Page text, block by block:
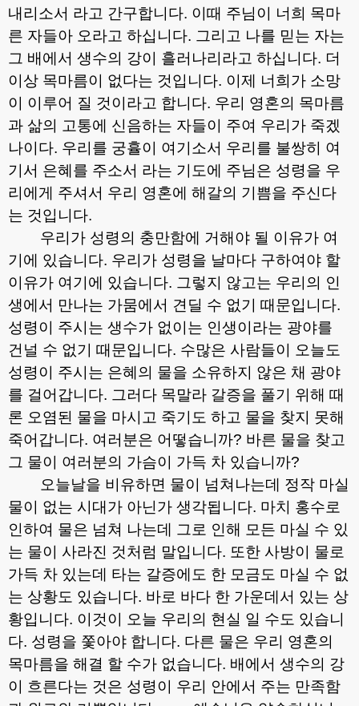
내리소서 라고 간구합니다. 이때 주님이 너희 목마
른 자들아 오라고 하십니다. 그리고 나를 믿는 자는
그 배에서 생수의 강이 흘러나리라고 하십니다. 더
이상 목마름이 없다는 것입니다. 이제 너희가 소망
이 이루어 질 것이라고 합니다. 우리 영혼의 목마름
과 삶의 고통에 신음하는 자들이 주여 우리가 죽겠
나이다. 우리를 궁휼이 여기소서 우리를 불쌍히 여
기서 은혜를 주소서 라는 기도에 주님은 성령을 우
리에게 주셔서 우리 영혼에 해갈의 기쁨을 주신다
는 것입니다.
우리가 성령의 충만함에 거해야 될 이유가 여
기에 있습니다. 우리가 성령을 날마다 구하여야 할
이유가 여기에 있습니다. 그렇지 않고는 우리의 인
생에서 만나는 가뭄에서 견딜 수 없기 때문입니다.
성령이 주시는 생수가 없이는 인생이라는 광야를
건널 수 없기 때문입니다. 수많은 사람들이 오늘도
성령이 주시는 은혜의 물을 소유하지 않은 채 광야
를 걸어갑니다. 그러다 목말라 갈증을 풀기 위해 때
론 오염된 물을 마시고 죽기도 하고 물을 찾지 못해
죽어갑니다. 여러분은 어떻습니까? 바른 물을 찾고
그 물이 여러분의 가슴이 가득 차 있습니까?
오늘날을 비유하면 물이 넘쳐나는데 정작 마실
물이 없는 시대가 아닌가 생각됩니다. 마치 홍수로
인하여 물은 넘쳐 나는데 그로 인해 모든 마실 수 있
는 물이 사라진 것처럼 말입니다. 또한 사방이 물로
가득 차 있는데 타는 갈증에도 한 모금도 마실 수 없
는 상황도 있습니다. 바로 바다 한 가운데서 있는 상
황입니다. 이것이 오늘 우리의 현실 일 수도 있습니
다. 성령을 쫓아야 합니다. 다른 물은 우리 영혼의
목마름을 해결 할 수가 없습니다. 배에서 생수의 강
이 흐른다는 것은 성령이 우리 안에서 주는 만족함